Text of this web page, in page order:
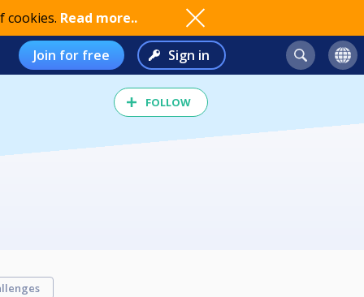
cookies. Read more..
Join for free Sign in
FOLLOW